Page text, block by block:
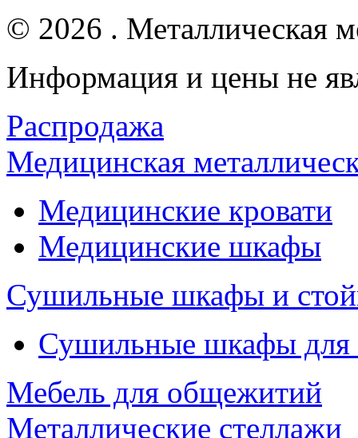
© 2026 . Металлическая
Информация и цены не
Распродажа
Медицинская
Медицинские кровати
Медицинские шкафы
Сушильные шкафы и
Сушильные шкафы
Мебель для общежитий
Металлические стеллажи